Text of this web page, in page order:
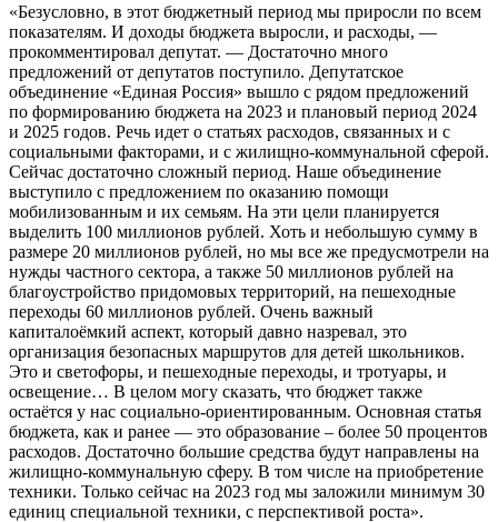
«Безусловно, в этот бюджетный период мы приросли по всем
показателям. И доходы бюджета выросли, и расходы, —
прокомментировал депутат. — Достаточно много
предложений от депутатов поступило. Депутатское
объединение «Единая Россия» вышло с рядом предложений
по формированию бюджета на 2023 и плановый период 2024
и 2025 годов. Речь идет о статьях расходов, связанных и с
социальными факторами, и с жилищно-коммунальной сферой.
Сейчас достаточно сложный период. Наше объединение
выступило с предложением по оказанию помощи
мобилизованным и их семьям. На эти цели планируется
выделить 100 миллионов рублей. Хоть и небольшую сумму в
размере 20 миллионов рублей, но мы все же предусмотрели на
нужды частного сектора, а также 50 миллионов рублей на
благоустройство придомовых территорий, на пешеходные
переходы 60 миллионов рублей. Очень важный
капиталоёмкий аспект, который давно назревал, это
организация безопасных маршрутов для детей школьников.
Это и светофоры, и пешеходные переходы, и тротуары, и
освещение… В целом могу сказать, что бюджет также
остаётся у нас социально-ориентированным. Основная статья
бюджета, как и ранее — это образование – более 50 процентов
расходов. Достаточно большие средства будут направлены на
жилищно-коммунальную сферу. В том числе на приобретение
техники. Только сейчас на 2023 год мы заложили минимум 30
единиц специальной техники, с перспективой роста».